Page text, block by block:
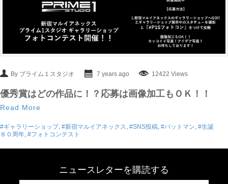
By プライム１スタジオ 7 years ago 12422 Views
優秀賞はどの作品に！？応募は画像加工もＯＫ！！
Read More
#ギャラリーショップ, #新宿マルイアネックス #SNS投稿 #バットマン #生誕
８０周年 #フォトコンテスト
ニュースレターを購読する